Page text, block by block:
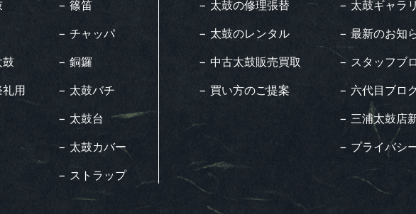
用
− 篠笛
− チャッパ
− 銅鑼
− 太鼓バチ
− 太鼓台
− 太鼓カバー
− ストラップ
− 太鼓の修理張替
− 太鼓のレンタル
− 中古太鼓販売買取
− 買い方のご提案
− 太鼓ギャラ
− 最新のお知
− スタッフブ
− 六代目ブロ
− 三浦太鼓店
− プライバシ